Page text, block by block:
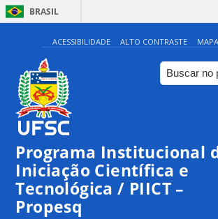
BRASIL
ACESSIBILIDADE ALTO CONTRASTE
Programa Institucional
Iniciação Científica e
Tecnológica / PIICT –
Propesq